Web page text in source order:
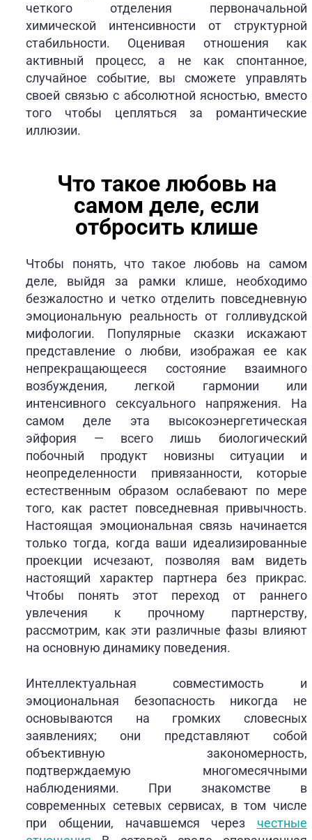
четкого отделения первоначальной
химической интенсивности от структурной
стабильности. Оценивая отношения как
активный процесс, а не как спонтанное,
случайное событие, вы сможете управлять
своей связью с абсолютной ясностью, вместо
того чтобы цепляться за романтические
иллюзии.
Что такое любовь на
самом деле, если
отбросить клише
Чтобы понять, что такое любовь на самом
деле, выйдя за рамки клише, необходимо
безжалостно и четко отделить повседневную
эмоциональную реальность от голливудской
мифологии. Популярные сказки искажают
представление о любви, изображая ее как
непрекращающееся состояние взаимного
возбуждения, легкой гармонии или
интенсивного сексуального напряжения. На
самом деле эта высокоэнергетическая
эйфория — всего лишь биологический
побочный продукт новизны ситуации и
неопределенности привязанности, которые
естественным образом ослабевают по мере
того, как растет повседневная привычность.
Настоящая эмоциональная связь начинается
только тогда, когда ваши идеализированные
проекции исчезают, позволяя вам видеть
настоящий характер партнера без прикрас.
Чтобы понять этот переход от раннего
увлечения к прочному партнерству,
рассмотрим, как эти различные фазы влияют
на основную динамику поведения.
Интеллектуальная совместимость и
эмоциональная безопасность никогда не
основываются на громких словесных
заявлениях; они представляют собой
объективную закономерность,
подтверждаемую многомесячными
наблюдениями. При знакомстве в
современных сетевых сервисах, в том числе
при общении, начавшемся через честные